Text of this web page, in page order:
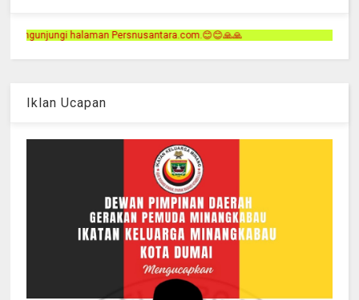
Iklan Ucapan